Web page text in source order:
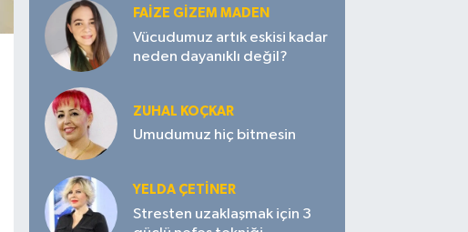
FAIZE GIZEM MADEN
Vücudumuz artık eskisi kadar
neden dayanıklı değil?
ZUHAL KOÇKAR
Umudumuz hiç bitmesin
YELDA ÇETİNER
Stresten uzaklaşmak için 3